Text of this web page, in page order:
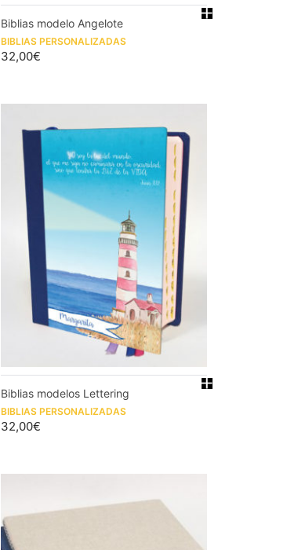
Biblias modelo Angelote
BIBLIAS PERSONALIZADAS
32,00€
Biblias modelos Lettering
BIBLIAS PERSONALIZADAS
32,00€